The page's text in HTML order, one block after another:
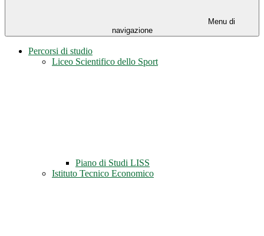
Menu di
navigazione
Percorsi di studio
Liceo Scientifico dello Sport
Piano di Studi LISS
Istituto Tecnico Economico